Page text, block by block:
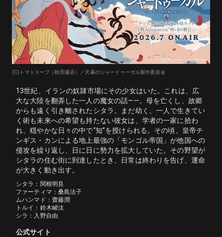
(C)トマトスープ（秋田書店）／天幕のジャードゥーガル製作委員会
13世紀、イランの奴隷市場にその少女はいた。これは、広
大な大陸を翻弄した一人の魔女の話――。母を亡くし、故郷
からも遠く引き離されたシタラ。まだ幼く、一人で生きてい
く術も未来への希望も持たない彼女は、学者の一家に拾わ
れ、穏やかな日々の中で“知”を授けられる。その頃、皇帝チ
ンギス・カンによる地上最強の「モンゴル帝国」が他国への
侵攻を繰り返し、日に日に勢力を拡大していた。その野望が
シタラの住む街に到達したとき、日常は終わりを告げ、運命
が大きく動き出す。
シタラ：関根明良
ファーティマ：桑島法子
ムハンマド：齋藤潤
トルイ：鈴木崚汰
シラ：入野自由
公式サイト